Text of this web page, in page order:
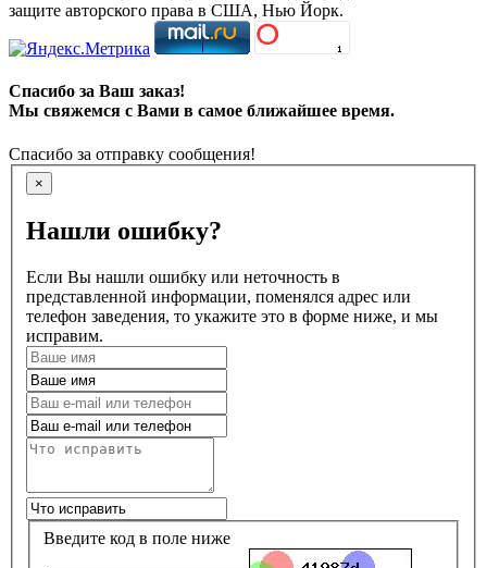
защите авторского права в США, Нью Йорк.
Спасибо за Ваш заказ!
Мы свяжемся с Вами в самое ближайшее время.
Спасибо за отправку сообщения!
×
Нашли ошибку?
Если Вы нашли ошибку или неточность в
представленной информации, поменялся адрес или
телефон заведения, то укажите это в форме ниже, и мы
исправим.
Введите код в поле ниже